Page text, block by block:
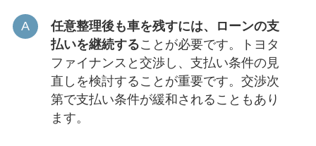
任意整理後も車を残すには、ローンの支
払いを継続することが必要です。トヨタ
ファイナンスと交渉し、支払い条件の見
直しを検討することが重要です。交渉次
第で支払い条件が緩和されることもあり
ます。